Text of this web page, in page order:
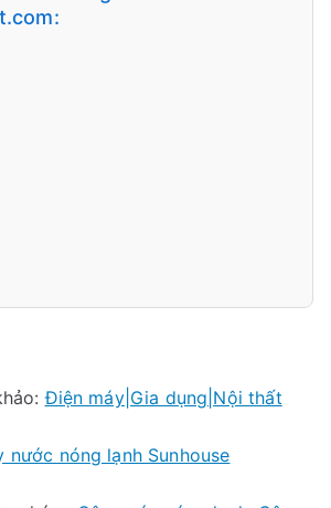
Điện máy|Gia dụng|Nội thất
nước nóng lạnh Sunhouse